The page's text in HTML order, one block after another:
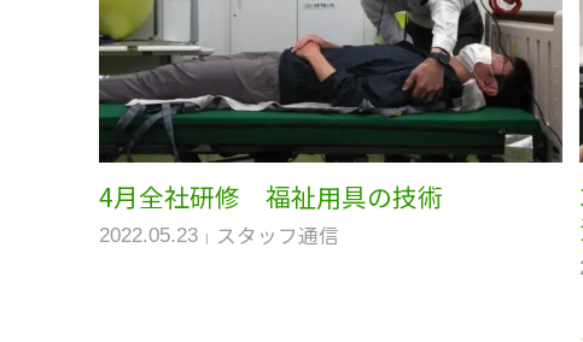
4月全社研修 福祉用具の技術
2022.05.23 スタッフ通信